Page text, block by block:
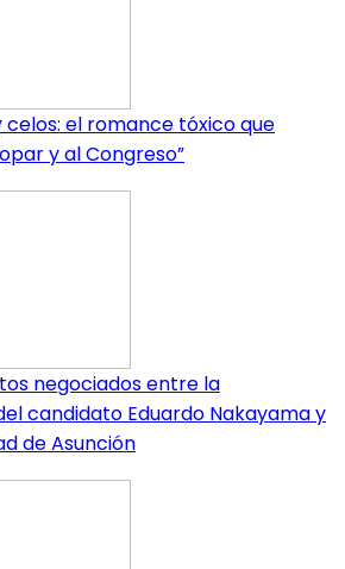
el romance tóxico que
y al Congreso”
negociados entre la
candidato Eduardo Nakayama y
de Asunción